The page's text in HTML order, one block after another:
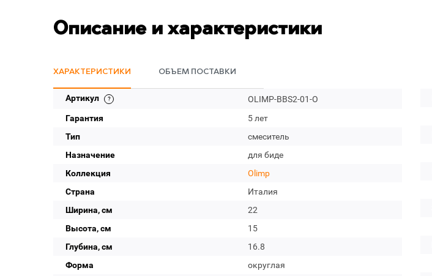
Описание и характеристики
ХАРАКТЕРИСТИКИ ОБЪЕМ ПОСТАВКИ
Артикул
OLIMP-BBS2-01-O
Гарантия
5 лет
Тип
смеситель
Назначение
для биде
Коллекция
Olimp
Страна
Италия
Ширина, см
22
Высота, см
15
Глубина, см
16.8
Форма
округлая